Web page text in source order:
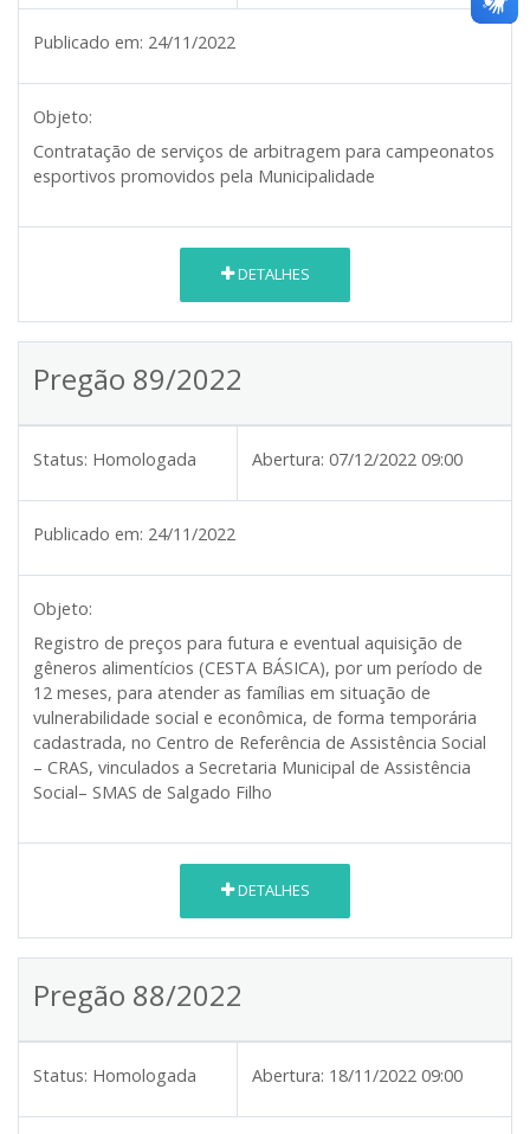
Publicado em: 24/11/2022
Objeto:
Contratação de serviços de arbitragem para campeonatos
esportivos promovidos pela Municipalidade
DETALHES
Pregão 89/2022
Status: Homologada Abertura: 07/12/2022 09:00
Publicado em: 24/11/2022
Objeto:
Registro de preços para futura e eventual aquisição de
gêneros alimentícios (CESTA BÁSICA), por um período de
12 meses, para atender as famílias em situação de
vulnerabilidade social e econômica, de forma temporária
cadastrada, no Centro de Referência de Assistência Social
– CRAS, vinculados a Secretaria Municipal de Assistência
Social– SMAS de Salgado Filho
DETALHES
Pregão 88/2022
Status: Homologada Abertura: 18/11/2022 09:00